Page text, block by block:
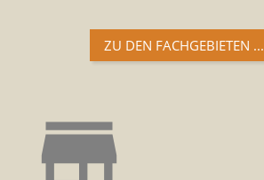
ZU DEN FACHGEBIETEN ...